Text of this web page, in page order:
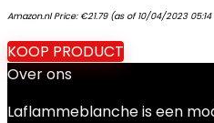
Amazon.nl Price: €21.79(as of 10/04/2023 05:14
KOOP PRODUCT
Over ons
Laflammeblanche is een